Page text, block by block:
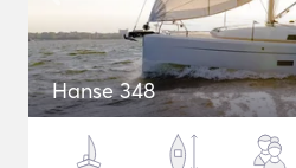
Hanse 348